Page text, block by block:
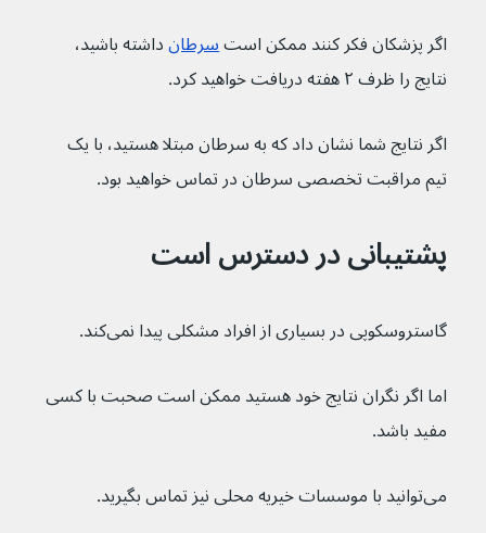
اگر پزشکان فکر کنند ممکن است سرطان داشته باشید،
نتایج را ظرف ۲ هفته دریافت خواهید کرد.
اگر نتایج شما نشان داد که به سرطان مبتلا هستید، با یک
تیم مراقبت تخصصی سرطان در تماس خواهید بود.
پشتیبانی در دسترس است
گاستروسکوپی در بسیاری از افراد مشکلی پیدا نمی‌کند.
اما اگر نگران نتایج خود هستید ممکن است صحبت با کسی
مفید باشد.
می‌توانید با موسسات خیریه محلی نیز تماس بگیرید.